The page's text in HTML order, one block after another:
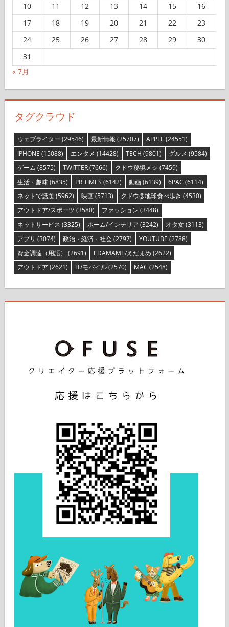
10
11 12 13 14 15
16
17
18 19 20 21 22
23
24
25 26 27 28 29
30
31
« 7月
タグクラウド
ウェブライター (29546) 最新情報 (25707) APPLE (24551)
IPHONE (15088) エンタメ (14428) TECH (9801) グルメ (9584)
ゲーム (8575) TWITTER(7666) クドウ秘境メシ (7459)
生活・趣味(6835) PR TIMES (6142) 動画(6139) 6PAC (6114)
ネットで話題 (5962) 映画(5713) クドウ@地球食べ歩き (4530)
アウトドア/スポーツ (3580) ファッション (3448)
ネットサービス (3325) ホーム/インテリア (3242) オタ女(3113)
アプリ (3074) 政治・経済・社会(2797) YOUTUBE (2788)
資金調達（用語） (2691) EDAMAME/えだまめ (2622)
アウトドア (2621) IT/モバイル(2570) MAC (2548)